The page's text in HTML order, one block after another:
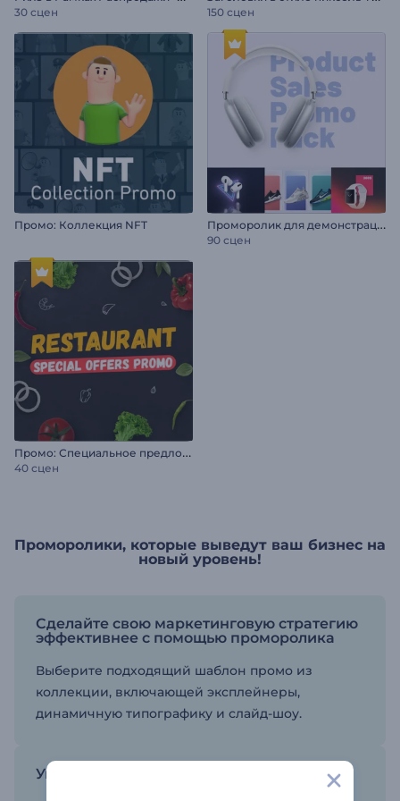
30 сцен 150 сцен
Промо: Коллекция NFT П
роморолик для демонстрации товаров
90 сцен
П
ромо: Специальное предложение ресторана
40 сцен
Проморолики, которые выведут ваш бизнес на
новый уровень!
Сделайте свою маркетинговую стратегию
эффективнее с помощью проморолика
Выберите подходящий шаблон промо из
коллекции, включающей эксплейнеры,
динамичную типографику и слайд-шоу.
Увеличьте трафик на сайт и продажи